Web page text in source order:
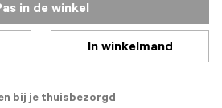
in de winkel
In winkelmand
bij je thuisbezorgd